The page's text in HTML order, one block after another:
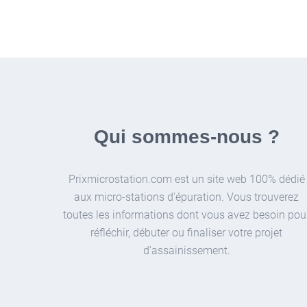
Qui sommes-nous ?
Prixmicrostation.com est un site web 100% dédié
aux micro-stations d'épuration. Vous trouverez
toutes les informations dont vous avez besoin
réfléchir, débuter ou finaliser votre projet
d'assainissement.